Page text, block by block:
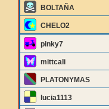
BOLTAÑA
CHELO2
pinky7
mittcali
PLATONYMAS
lucia1113